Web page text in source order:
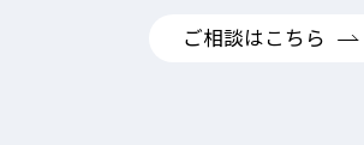
ご相談はこちら